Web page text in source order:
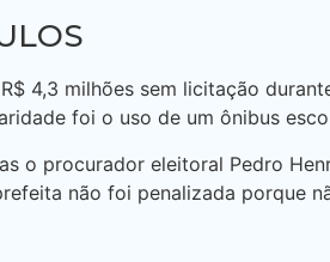
4,3 milhões sem licitação
foi o uso de um ônibus
o procurador eleitoral Pedro
não foi penalizada porque